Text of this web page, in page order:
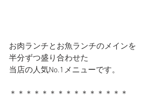
お肉ランチとお魚ランチのメインを
半分ずつ盛り合わせた
当店の人気No.1メニューです。
＊＊＊＊＊＊＊＊＊＊＊＊＊＊＊